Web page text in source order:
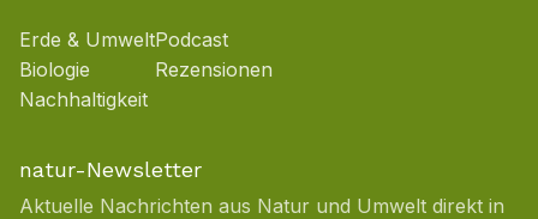
Erde & Umwelt
Biologie
Nachhaltigkeit
Podcast
Rezensionen
natur-Newsletter
Aktuelle Nachrichten aus Natur und Umwelt direkt in